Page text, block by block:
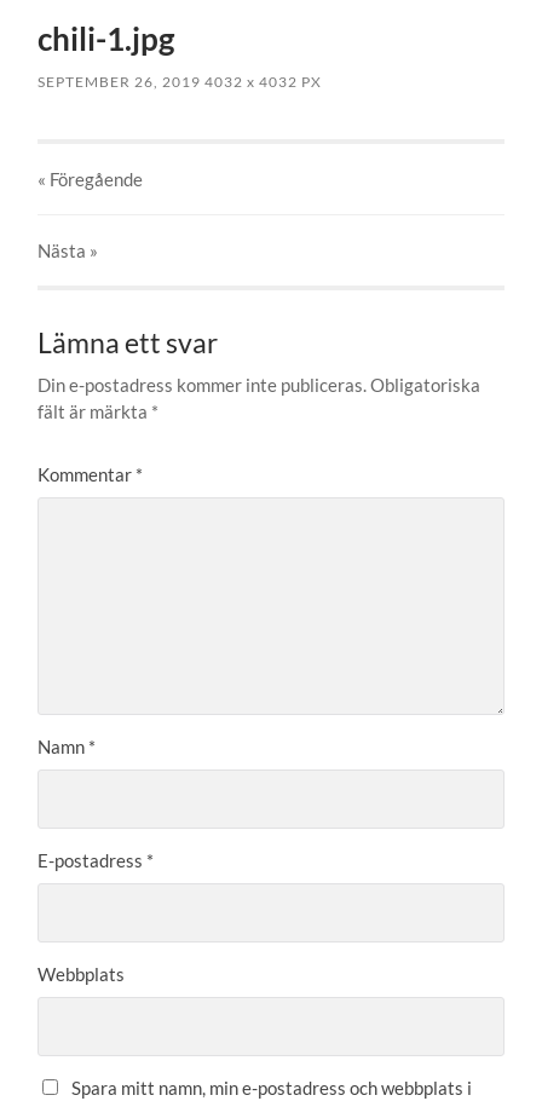
chili-1.jpg
SEPTEMBER 26, 2019 4032x 4032 PX
« Föregående
Nästa »
Lämna ett svar
Din e-postadress kommer inte publiceras. Obligatoriska
fält är märkta *
Kommentar *
Namn *
E-postadress *
Webbplats
Spara mitt namn, min e-postadress och webbplats i